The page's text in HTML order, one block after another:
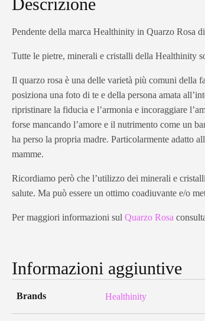
Descrizione
Pendente della marca Healthinity in Quarzo Rosa
Tutte le pietre, minerali e cristalli della Healthinity
Il quarzo rosa è una delle varietà più comuni della
posiziona una foto di te e della persona amata
ripristinare la fiducia e l’armonia e incoraggiare
forse mancando l’amore e il nutrimento come un
ha perso la propria madre. Particolarmente adatto
mamme.
Ricordiamo però che l’utilizzo dei minerali e
salute. Ma può essere un ottimo coadiuvante e/o
Per maggiori informazioni sul Quarzo Rosa
Informazioni aggiuntive
Brands Healthinity